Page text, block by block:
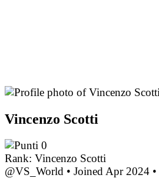
Vincenzo Scotti
0
Rank: Vincenzo Scotti
@VS_World • Joined Apr 2024 •